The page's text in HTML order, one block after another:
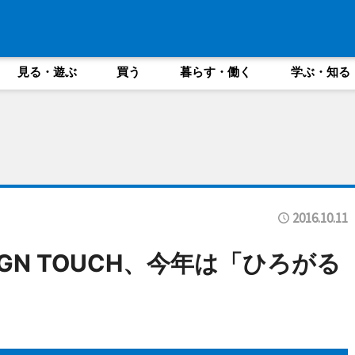
見る・遊ぶ 買う 暮らす・働く 学ぶ・知る
2016.10.11
TOUCH、今年は「ひろがる